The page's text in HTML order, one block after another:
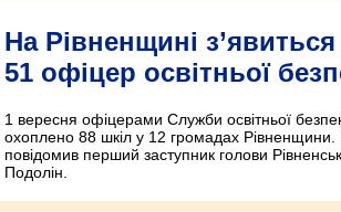
На Рівненщині
51 офіцер освітньої
1 вересня офіцерами Служби освітньої
охоплено 88 шкіл у 12 громадах
повідомив перший заступник голови
Подолін.